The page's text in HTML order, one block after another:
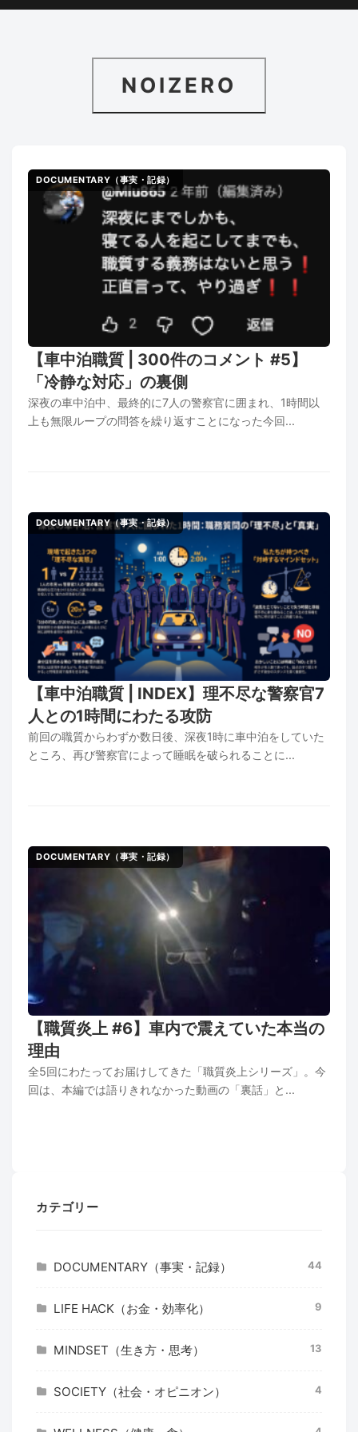
NOIZERO
DOCUMENTARY（事実・記録）
【車中泊職質 | 300件のコメント #5】
「冷静な対応」の裏側
深夜の車中泊中、最終的に7人の警察官に囲まれ、1時間以
上も無限ループの問答を繰り返すことになった今回...
DOCUMENTARY（事実・記録）
【車中泊職質 | INDEX】理不尽な警察官7
人との1時間にわたる攻防
前回の職質からわずか数日後、深夜1時に車中泊をしていた
ところ、再び警察官によって睡眠を破られることに...
DOCUMENTARY（事実・記録）
【職質炎上 #6】車内で震えていた本当の
理由
全5回にわたってお届けしてきた「職質炎上シリーズ」。今
回は、本編では語りきれなかった動画の「裏話」と...
カテゴリー
DOCUMENTARY（事実・記録） 44
LIFE HACK（お金・効率化） 9
MINDSET（生き方・思考） 13
SOCIETY（社会・オピニオン） 4